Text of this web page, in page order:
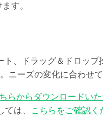
す。
、ドラッグ＆ドロッ
ニーズの変化に合わせ
らからダウンロードい
は、
こちらをご確認く